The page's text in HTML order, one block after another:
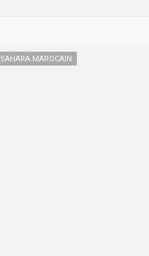
SAHARA MAROCAIN